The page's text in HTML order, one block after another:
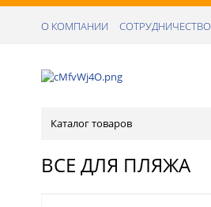
О КОМПАНИИ СОТРУДНИЧЕСТВО
Каталог товаров
ВСЕ ДЛЯ ПЛЯЖА